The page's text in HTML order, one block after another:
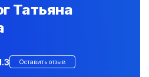
Татьяна
Оставить отзыв